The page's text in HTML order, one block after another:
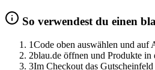
So verwendest du einen
1Code oben auswählen und auf
2blau.de öffnen und Produkte in
3Im Checkout das